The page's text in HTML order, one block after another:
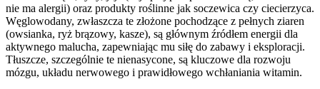
nie ma alergii) oraz produkty roślinne jak soczewica czy ciecierzyca.
Węglowodany, zwłaszcza te złożone pochodzące z pełnych ziaren
(owsianka, ryż brązowy, kasze), są głównym źródłem energii dla
aktywnego malucha, zapewniając mu siłę do zabawy i eksploracji.
Tłuszcze, szczególnie te nienasycone, są kluczowe dla rozwoju
mózgu, układu nerwowego i prawidłowego wchłaniania witamin.